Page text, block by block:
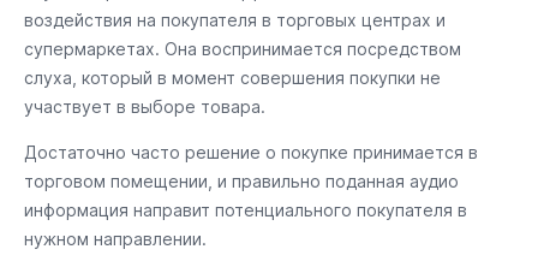
воздействия на покупателя в торговых центрах и
супермаркетах. Она воспринимается посредством
слуха, который в момент совершения покупки не
участвует в выборе товара.
Достаточно часто решение о покупке принимается в
торговом помещении, и правильно поданная аудио
информация направит потенциального покупателя в
нужном направлении.